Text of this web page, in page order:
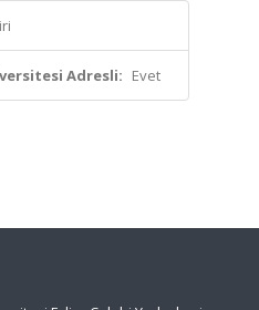
Adresli: Evet